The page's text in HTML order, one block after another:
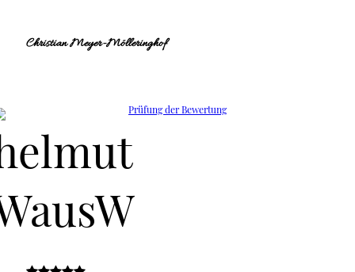
Christian Meyer-Mölleringhof
Prüfung der Bewertung